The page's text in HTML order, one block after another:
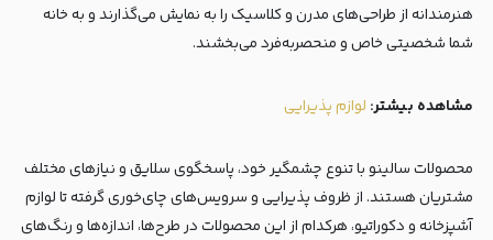
هنرمندانه از طراحی‌های مدرن و کلاسیک را به نمایش می‌گذارند و به خانه
شما شخصیتی خاص و منحصربه‌فرد می‌بخشند.
مشاهده بیشتر: لوازم پذیرایی
محصولات سالینو با تنوع چشمگیر خود، پاسخگوی سلایق و نیازهای مختلف
مشتریان هستند. از ظروف پذیرایی و سرویس‌های چای‌خوری گرفته تا لوازم
آشپزخانه و دکوراتیو، هرکدام از این محصولات در طرح‌ها، اندازه‌ها و رنگ‌های